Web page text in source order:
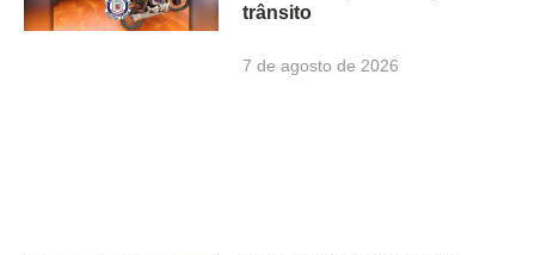
trânsito
7 de agosto de 2026